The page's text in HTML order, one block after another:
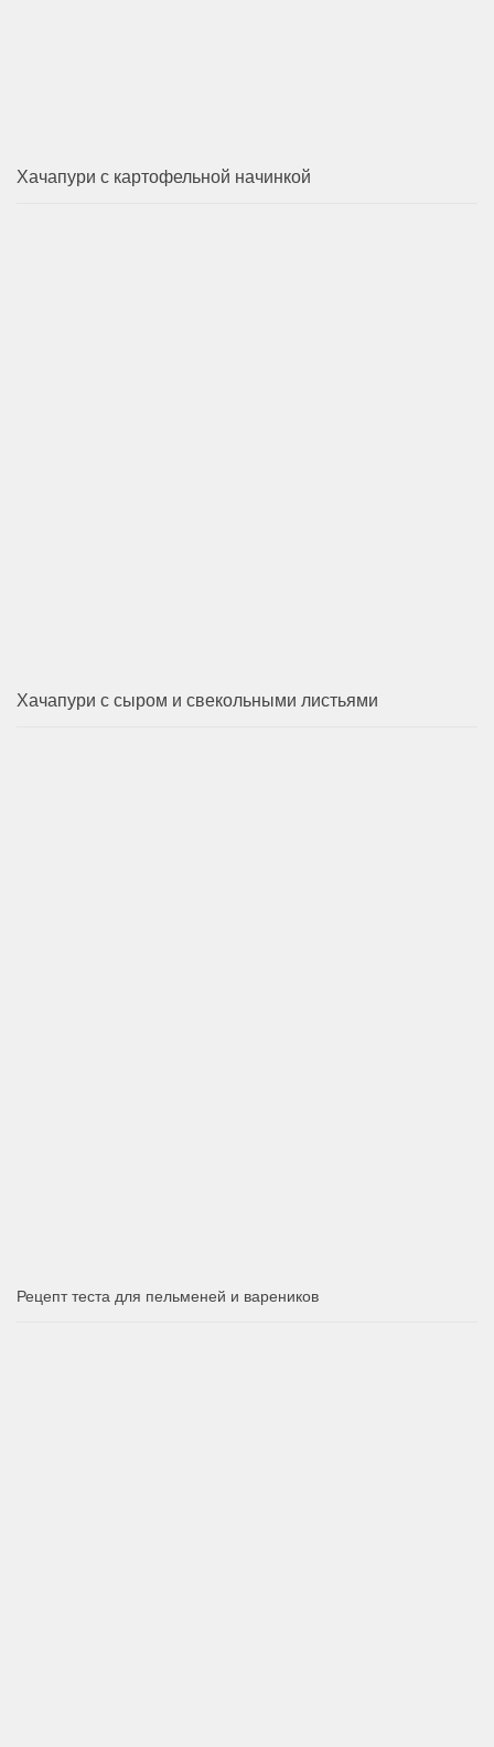
Хачапури с картофельной начинкой
Хачапури с сыром и свекольными листьями
Рецепт теста для пельменей и вареников